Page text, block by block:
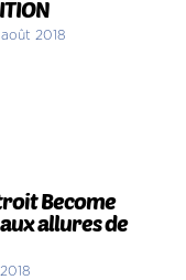
2018
Become
allures de